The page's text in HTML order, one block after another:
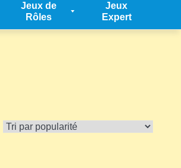
Jeux de
Rôles
Jeux
Expert